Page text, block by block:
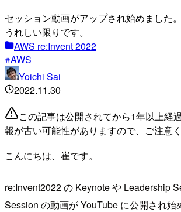
セッション動画がアップされ始めました
うれしい限りです。
AWS re:Invent 2022
AWS
Yoichi Sai
2022.11.30
この記事は公開されてから1年以上経
報が古い可能性がありますので、ご注意く
こんにちは、崔です。
re:Invent2022 の Keynote や Leadership
Session の動画が YouTube に公開され始